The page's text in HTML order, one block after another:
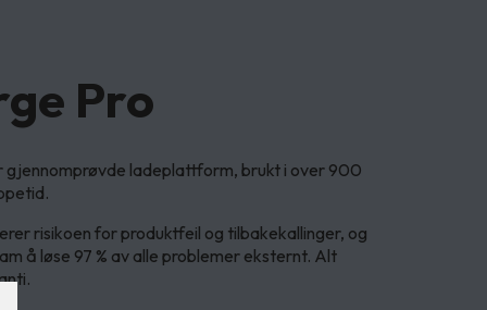
Pro
gjennomprøvde ladeplattform, brukt i over 900
risikoen for produktfeil og tilbakekallinger, og
å løse 97 % av alle problemer eksternt. Alt